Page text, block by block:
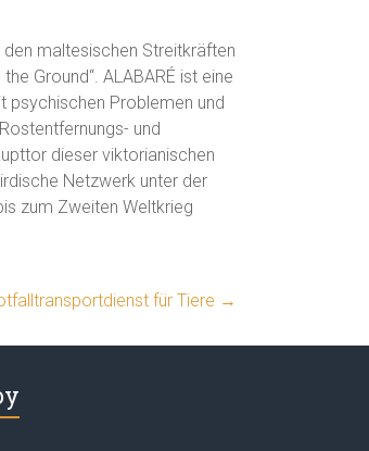
den maltesischen Streitkräften
Ground“. ALABARÉ ist eine
psychischen Problemen und
und
dieser viktorianischen
Netzwerk unter der
zum Zweiten Weltkrieg
für Tiere →